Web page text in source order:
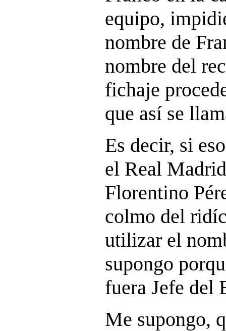
equipo,
nombre de
nombre del
fichaje
que así se
Es decir, si
el Real
Florentino
colmo del
utilizar el
supongo
fuera Jefe del
Me supongo,